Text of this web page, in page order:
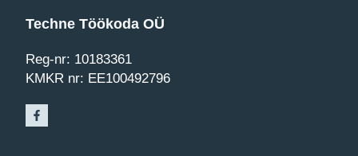
Techne Töökoda OÜ
Reg-nr: 10183361
KMKR nr: EE100492796